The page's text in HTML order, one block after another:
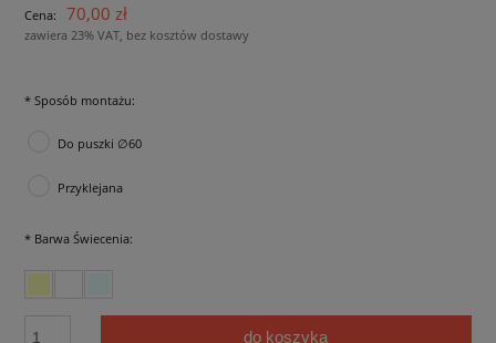
Cena: 70,00 zł
zawiera 23% VAT, bez kosztów dostawy
* Sposób montażu:
Do puszki ∅60
Przyklejana
* Barwa Świecenia:
do koszyka